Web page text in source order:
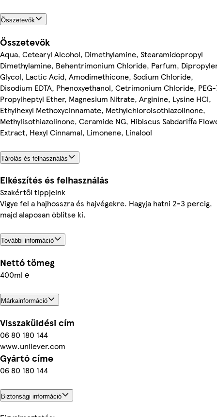
Összetevők
Összetevők
Aqua, Cetearyl Alcohol, Dimethylamine, Stearamidopropyl
Dimethylamine, Behentrimonium Chloride, Parfum,
Glycol, Lactic Acid, Amodimethicone, Sodium Chloride,
Disodium EDTA, Phenoxyethanol, Cetrimonium Chloride,
Propylheptyl Ether, Magnesium Nitrate, Arginine, Lysine HCl,
Ethylhexyl Methoxycinnamate, Methylchloroisothiazolinone,
Methylisothiazolinone, Ceramide NG, Hibiscus Sabdariffa
Extract, Hexyl Cinnamal, Limonene, Linalool
Tárolás és felhasználás
Elkészítés és felhasználás
Szakértői tippjeink
Vigye fel a hajhosszra és hajvégekre. Hagyja hatni 2-3 percig,
majd alaposan öblítse ki.
További információ
Nettó tömeg
400ml ℮
Márkainformáció
Visszaküldési cím
06 80 180 144
www.unilever.com
Gyártó címe
06 80 180 144
Biztonsági információ